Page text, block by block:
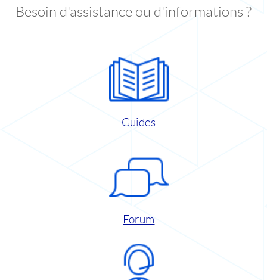
Besoin d'assistance ou d'informations ?
Guides
Forum